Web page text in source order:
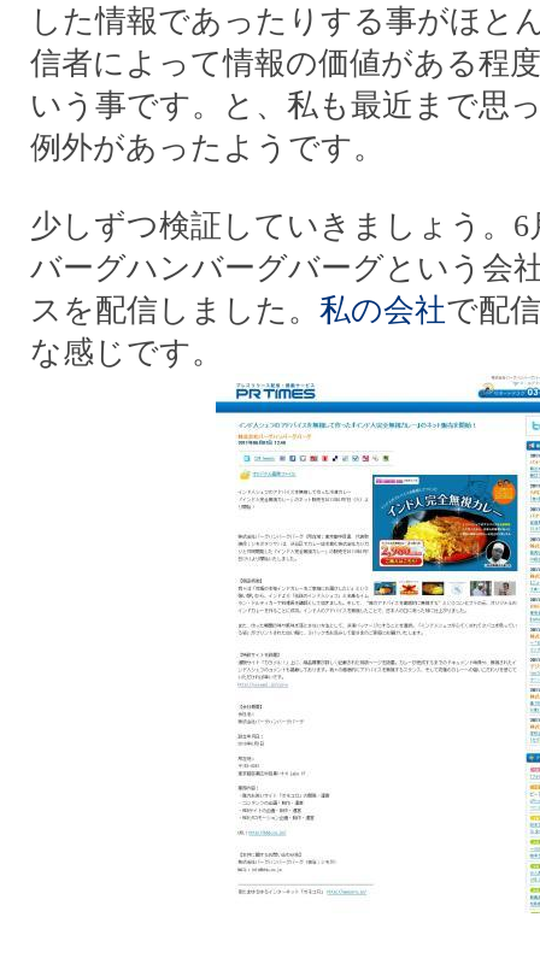
した情報であったりする事がほと
信者によって情報の価値がある程
いう事です。と、私も最近まで思
例外があったようです。
少しずつ検証していきましょう。6
バーグハンバーグバーグという会
スを配信しました。 私の会社で配
な感じです。